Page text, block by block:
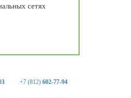
сетях
+7 (812) 602-77-94